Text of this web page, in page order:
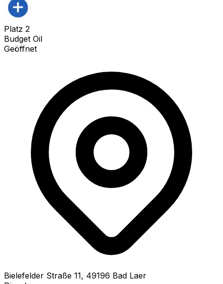
Platz 2
Budget Oil
Geöffnet
Bielefelder Straße 11, 49196 Bad Laer